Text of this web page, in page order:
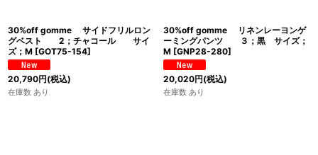
30%off gomme サイドフリルロン
グベスト 2；チャコール サイ
ズ；M [GOT75-154]
20,790円(税込)
在庫数 あり
30%off gomme リネンレーヨンゲ
ーミングパンツ ３；黒 サイズ；
M [GNP28-280]
20,020円(税込)
在庫数 あり